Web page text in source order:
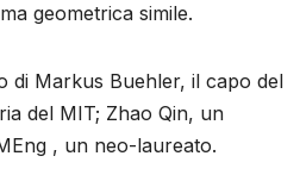
geometrica simile.
di Markus Buehler, il capo del
del MIT; Zhao Qin, un
, un neo-laureato.